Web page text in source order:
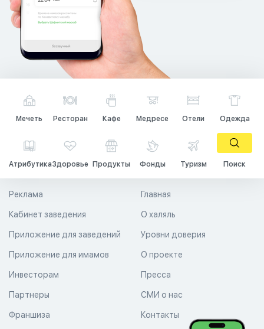
Мечеть Ресторан Кафе Медресе Отели Одежда
АтрибутикаЗдоровье Продукты Фонды Туризм Поиск
Главная
О халяль
Уровни доверия
Реклама
Кабинет заведения
Приложение для заведений
Приложение для имамов О проекте
Пресса
СМИ о нас
Контакты
Инвесторам
Партнеры
Франшиза